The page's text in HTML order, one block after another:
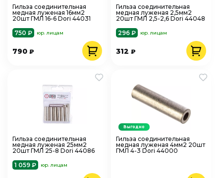
Гильза соединительная
медная луженая 16мм2
20шт ГМЛ 16-6 Dori 44031
750 ₽
юр. лицам
790 ₽
Гильза соединительная
медная луженая 2,5мм2
20шт ГМЛ 2,5-2,6 Dori 44048
296 ₽
юр. лицам
312₽
Гильза соединительная
медная луженая 25мм2
20шт ГМЛ 25-8 Dori 44086
1 059 ₽
юр. лицам
Гильза соединительная
медная луженая 4мм2 20шт
ГМЛ 4-3 Dori 44000
Выгодно